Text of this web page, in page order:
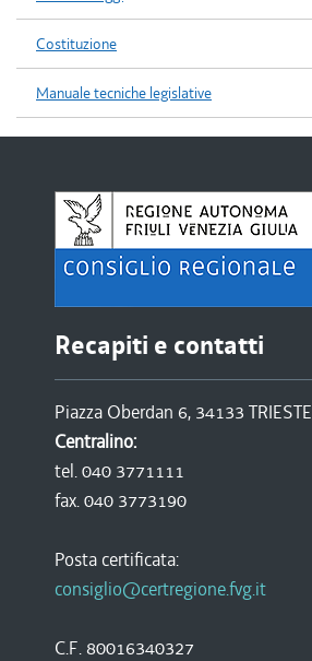
Costituzione
Manuale tecniche legislative
Recapiti e contatti
Piazza Oberdan 6, 34133 TRIESTE
Centralino:
tel. 040 3771111
fax. 040 3773190
Posta certificata:
consiglio@certregione.fvg.it
C.F. 80016340327